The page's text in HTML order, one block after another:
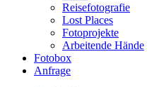
Reisefotografie
Lost Places
Fotoprojekte
Arbeitende Hände
Fotobox
Anfrage